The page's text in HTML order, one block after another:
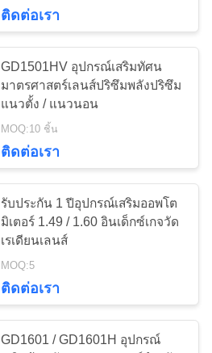
ติดต่อเรา
GD1501HV อุปกรณ์เสริมทัศน
มาตรศาสตร์เลนส์ปริซึมพลังปริซึม
แนวตั้ง / แนวนอน
MOQ:10 ชิ้น
ติดต่อเรา
รับประกัน 1 ปีอุปกรณ์เสริมออพโต
มิเตอร์ 1.49 / 1.60 อินเด็กซ์เกจวัด
เรเดียนเลนส์
MOQ:5
ติดต่อเรา
GD1601 / GD1601H อุปกรณ์